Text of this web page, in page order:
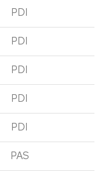
PDI
PDI
PDI
PDI
PDI
PAS